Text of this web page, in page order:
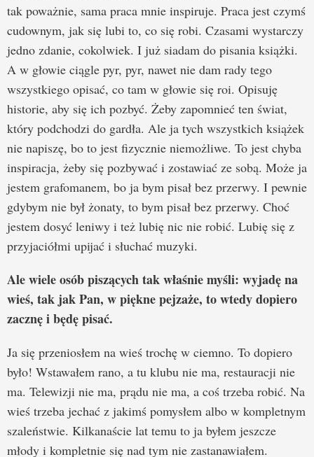
tak poważnie, sama praca mnie inspiruje. Praca jest czymś
cudownym, jak się lubi to, co się robi. Czasami wystarczy
jedno zdanie, cokolwiek. I już siadam do pisania książki.
A w głowie ciągle pyr, pyr, nawet nie dam rady tego
wszystkiego opisać, co tam w głowie się roi. Opisuję
historie, aby się ich pozbyć. Żeby zapomnieć ten świat,
który podchodzi do gardła. Ale ja tych wszystkich książek
nie napiszę, bo to jest fizycznie niemożliwe. To jest chyba
inspiracja, żeby się pozbywać i zostawiać ze sobą. Może ja
jestem grafomanem, bo ja bym pisał bez przerwy. I pewnie
gdybym nie był żonaty, to bym pisał bez przerwy. Choć
jestem dosyć leniwy i też lubię nic nie robić. Lubię się z
przyjaciółmi upijać i słuchać muzyki.
Ale wiele osób piszących tak właśnie myśli: wyjadę na
wieś, tak jak Pan, w piękne pejzaże, to wtedy dopiero
zacznę i będę pisać.
Ja się przeniosłem na wieś trochę w ciemno. To dopiero
było! Wstawałem rano, a tu klubu nie ma, restauracji nie
ma. Telewizji nie ma, prądu nie ma, a coś trzeba robić. Na
wieś trzeba jechać z jakimś pomysłem albo w kompletnym
szaleństwie. Kilkanaście lat temu to ja byłem jeszcze
młody i kompletnie się nad tym nie zastanawiałem.